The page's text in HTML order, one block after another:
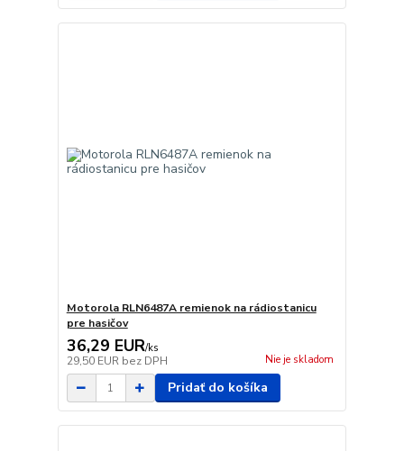
Motorola RLN6487A remienok na rádiostanicu
pre hasičov
36,29 EUR/ks
29,50 EUR bez DPH Nie je skladom
Pridať do košíka